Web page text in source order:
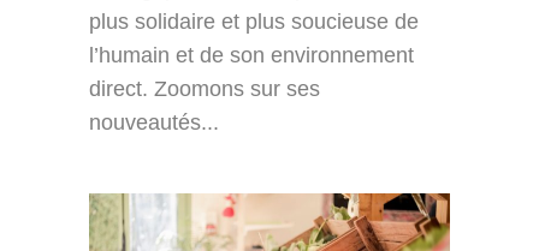
plus solidaire et plus soucieuse de
l’humain et de son environnement
direct. Zoomons sur ses
nouveautés...